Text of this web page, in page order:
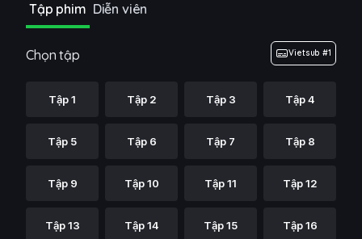
Tập phim Diễn viên
Chọn tập Vietsub #1
Tập 1 Tập 2 Tập 3 Tập 4
Tập 5 Tập 6 Tập 7 Tập 8
Tập 9 Tập 10 Tập 11 Tập 12
Tập 13 Tập 14 Tập 15 Tập 16